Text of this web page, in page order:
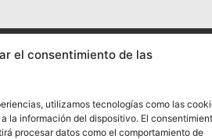
el consentimiento de las
utilizamos tecnologías como las
la información del dispositivo. El
procesar datos como el comportamiento de
Política de Privacidad